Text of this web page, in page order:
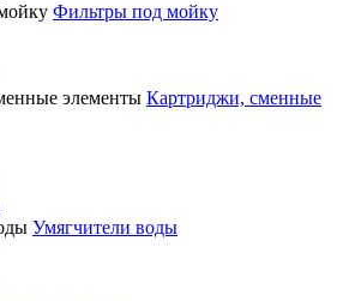
Фильтры под мойку
Картриджи, сменные
Умягчители воды